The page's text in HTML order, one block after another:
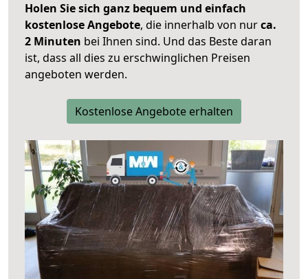
Holen Sie sich ganz bequem und einfach
kostenlose Angebote, die innerhalb von nurca.
2 Minuten bei Ihnen sind. Und das Beste daran
ist, dass all dies zu erschwinglichen Preisen
angeboten werden.
Kostenlose Angebote erhalten